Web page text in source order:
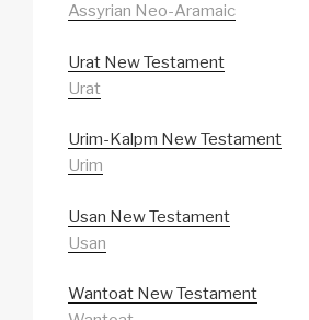
Assyrian Neo-Aramaic
Urat New Testament
Urat
Urim-Kalpm New Testament
Urim
Usan New Testament
Usan
Wantoat New Testament